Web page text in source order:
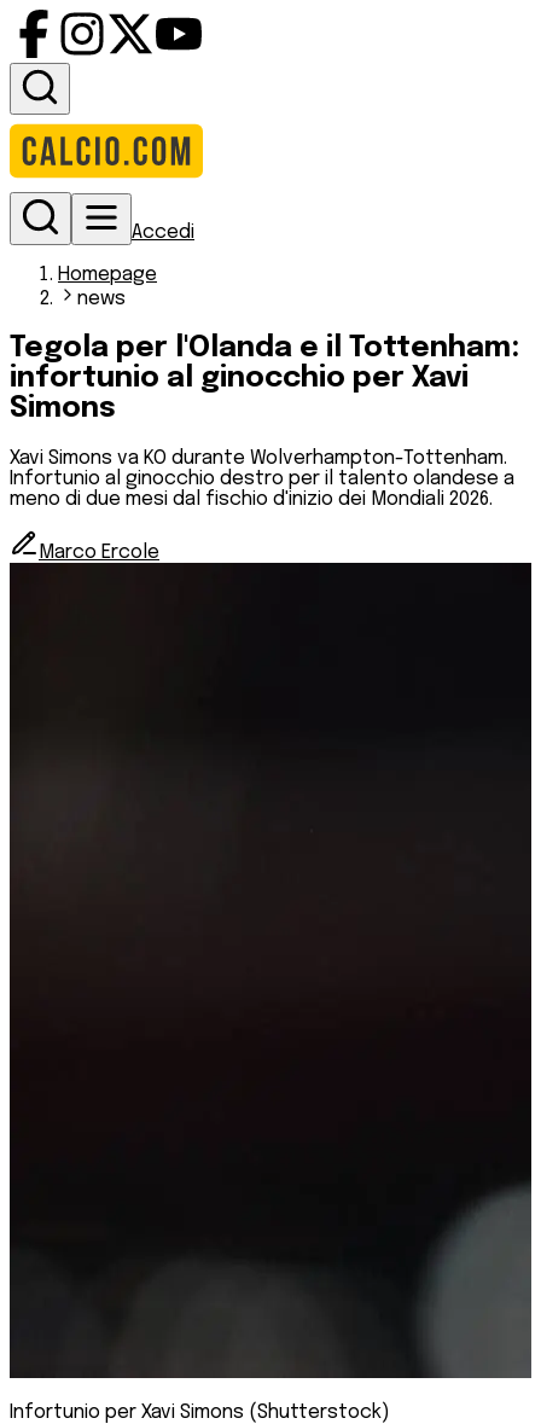
Accedi
Homepage
news
Tegola per l'Olanda e il Tottenham:
infortunio al ginocchio per Xavi
Simons
Xavi Simons va KO durante Wolverhampton-Tottenham.
Infortunio al ginocchio destro per il talento olandese a
meno di due mesi dal fischio d'inizio dei Mondiali 2026.
Marco Ercole
Infortunio per Xavi Simons (Shutterstock)